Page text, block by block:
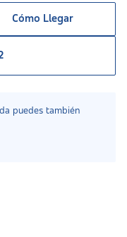
Cómo Llegar
puedes también